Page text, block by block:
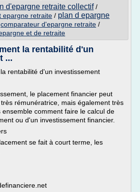
d'epargne retraite collectif/
epargne retraite / plan d epargne
comparateur d'epargne retraite /
et de retraite
la rentabilité d'un
...
rentabilité d'un investissement
le placement financier peut
rémunératrice, mais également très
ensemble comment faire le calcul de
ou d'un investissement financier.
se fait à court terme, les